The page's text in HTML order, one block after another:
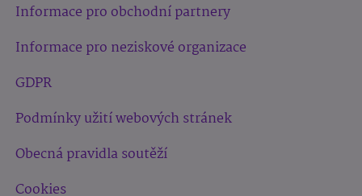
Informace pro obchodní partnery
Informace pro neziskové organizace
GDPR
Podmínky užití webových stránek
Obecná pravidla soutěží
Cookies